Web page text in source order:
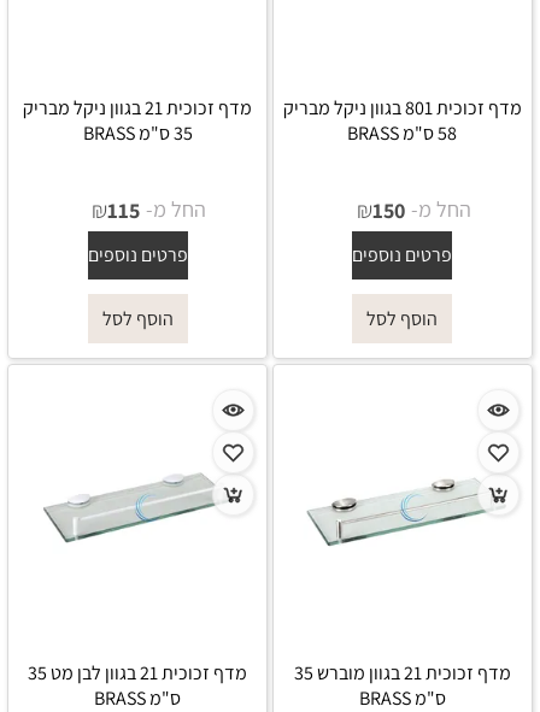
מדף זכוכית 801 בגוון ניקל מבריק
58 ס"מ BRASS
החל מ- ₪150
פרטים נוספים
הוסף לסל
מדף זכוכית 21 בגוון ניקל מבריק
35 ס"מ BRASS
החל מ- ₪115
פרטים נוספים
הוסף לסל
מדף זכוכית 21 בגוון מוברש 35
ס"מ BRASS
מדף זכוכית 21 בגוון לבן מט 35
ס"מ BRASS